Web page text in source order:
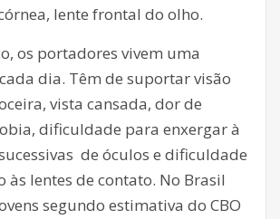
lente frontal do olho.
os portadores vivem uma
dia. Têm de suportar visão
vista cansada, dor de
dificuldade para enxergar à
de óculos e dificuldade
às lentes de contato. No Brasil
segundo estimativa do CBO